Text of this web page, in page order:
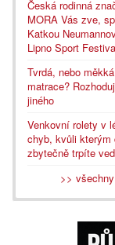
Česká rodinná
MORA Vás zve,
Katkou
Lipno Sport
Tvrdá, nebo měkká
matrace?
jiného
Venkovní rolety v
chyb, kvůli kterým
zbytečně trpíte
>>